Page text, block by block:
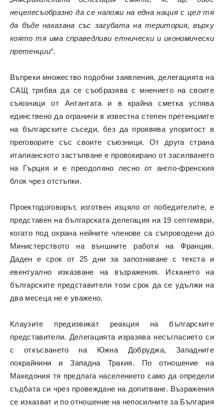
нецелесъобразно да се наложи на една нация с цел тя
да бъде наказана със загубата на територия, върху
която тя има справедливи етнически и икономически
претенции“.
Въпреки множество подобни заявления, делегацията на
САЩ трябва да се съобразява с мнението на своите
съюзници от Антантата и в крайна сметка успява
единствено да ограничи в известна степен претенциите
на българските съседи, без да проявява упоритост в
преговорите със своите съюзници. От друга страна
италианското застъпване е провокирано от засилването
на Гърция и е преодоляно лесно от англо-френския
блок чрез отстъпки.
Проектодоговорът, изготвен изцяло от победителите, е
представен на българската делегация на 19 септември,
когато под охрана нейните членове са съпроводени до
Министерството на външните работи на Франция.
Даден е срок от 25 дни за запознаване с текста и
евентуално изказване на възражения. Искането на
българските представители този срок да се удължи на
два месеца не е уважено.
Клаузите предизвикат реакция на българските
представители. Делегацията изразява несъгласието си
с откъсването на Южна Добруджа, Западните
покрайнини и Западна Тракия. По отношение на
Македония тя предлага населението само да определи
съдбата си чрез провеждане на допитване. Възражения
се изказват и по отношение на непосилните за България